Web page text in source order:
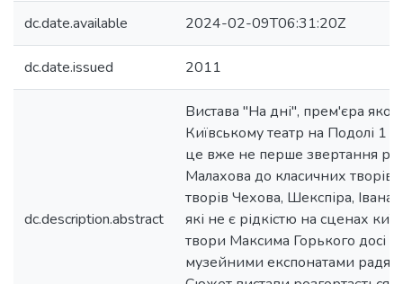
dc.date.available 2024-02-09T06:31:20Z
dc.date.issued 2011
dc.description.abstract
Вистава "На дні", прем'єра якої
Київському театр на Подолі 1
це вже не перше звертання
Малахова до класичних творів.
творів Чехова, Шекспіра,
які не є рідкістю на сценах
твори Максима Горького досі
музейними експонатами